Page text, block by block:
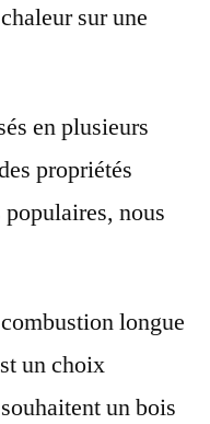
sur une
en plusieurs
propriétés
nous
longue
un choix
un bois